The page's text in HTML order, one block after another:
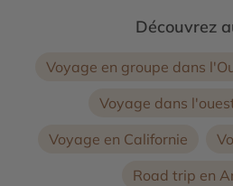
Découvrez
Voyage en groupe dans
Voyage dans
Voyage en Californie
Road trip en